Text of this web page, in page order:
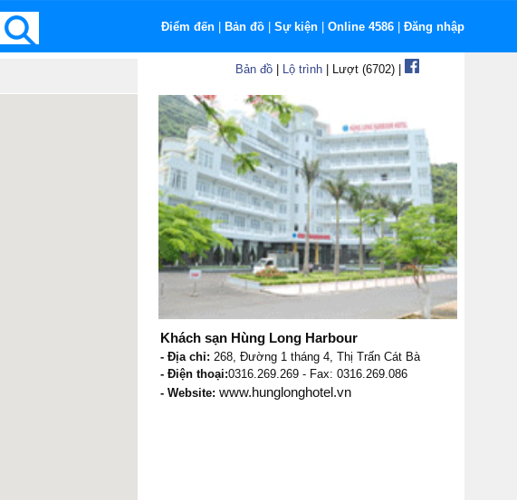
Điểm đến Bản đồ Sự kiện Online 4586 Đăng nhập
Bản đồ| Lộ trình| Lượt (6702) |
Khách sạn Hùng Long Harbour
- Địa chỉ: 268, Đường 1 tháng 4, Thị Trấn Cát Bà
- Điện thoại:0316.269.269 - Fax: 0316.269.086
- Website: www.hunglonghotel.vn